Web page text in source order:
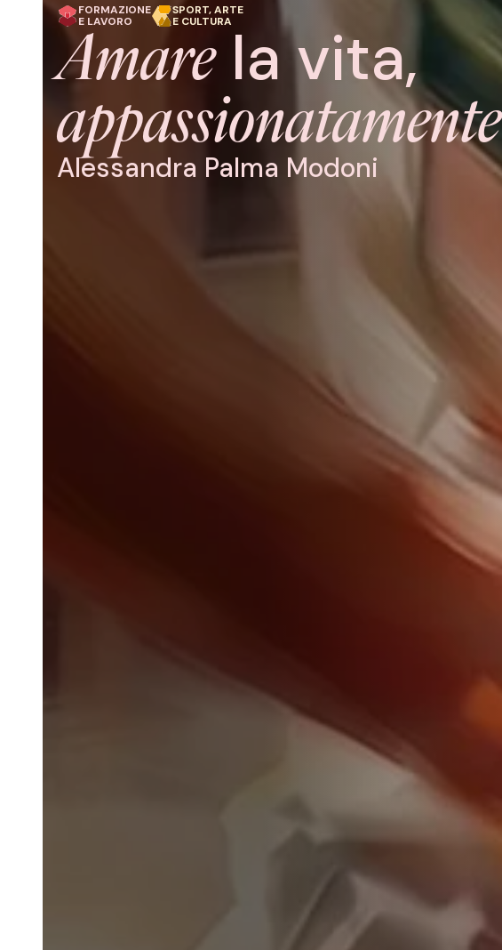
FORMAZIONE
E LAVORO
SPORT, ARTE
E CULTURA
Amarela vita,
appassionatamente
Alessandra Palma Modoni